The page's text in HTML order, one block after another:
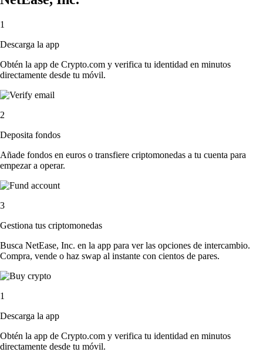
1
Descarga la app
Obtén la app de Crypto.com y verifica tu identidad en minutos
directamente desde tu móvil.
2
Deposita fondos
Añade fondos en euros o transfiere criptomonedas a tu cuenta para
empezar a operar.
3
Gestiona tus criptomonedas
Busca NetEase, Inc. en la app para ver las opciones de intercambio.
Compra, vende o haz swap al instante con cientos de pares.
1
Descarga la app
Obtén la app de Crypto.com y verifica tu identidad en minutos
directamente desde tu móvil.